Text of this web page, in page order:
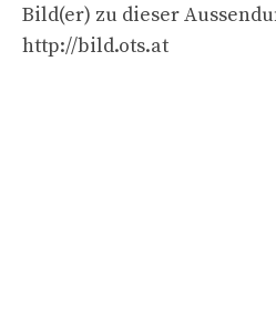
Bild(er) zu dieser
http://bild.ots.at